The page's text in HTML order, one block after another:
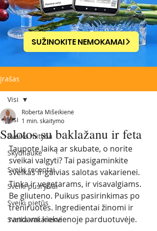
SUŽINOKITE NEMOKAMAI
Įrašas
Visi
Sveika mityba
Skydliaukė
Sveiki receptai
Sveiki pusryčiai
Sveiki pietūs
Sveika vakarienė
Visi
Salotos su baklažanu ir feta
Roberta Mišeikienė
1 min. skaitymo
Taupote laiką ar skubate, o norite
sveikai valgyti? Tai pasigaminkite
sveikas ir gaivias salotas vakarienei.
Tinka ir vegetarams, ir visavalgiams.
Be gliuteno. Puikus pasirinkimas po
treniruotės. Ingredientai žinomi ir
randami kiekvienoje parduotuvėje.